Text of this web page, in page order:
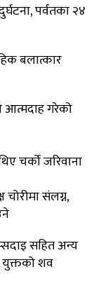
पर्वतका २४
बलात्कार
आत्मदाह गरेको
चर्को जरिवाना
चोरीमा संलग्न,
सहित अन्य
युक्तको शव